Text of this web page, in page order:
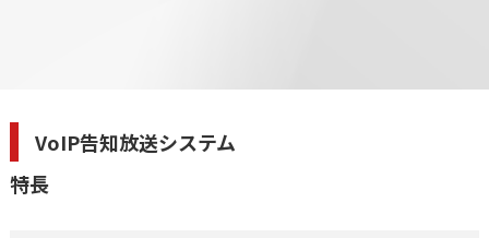
VoIP告知放送システム
特長